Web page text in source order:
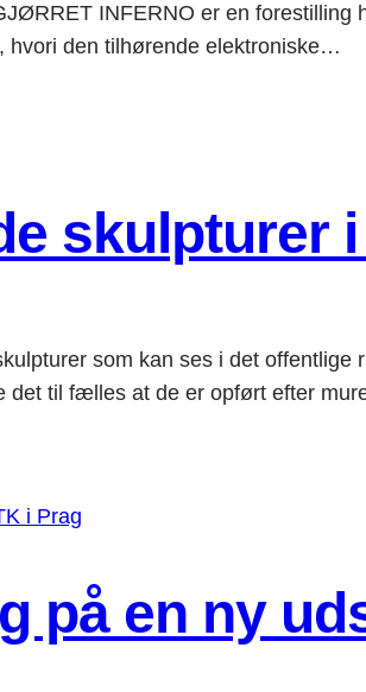
INFERNO er ​​en forestilling
hvori den tilhørende elektroniske…
skulpturer
som kan ses i det offentlige
til fælles at de er opført efter
på en ny